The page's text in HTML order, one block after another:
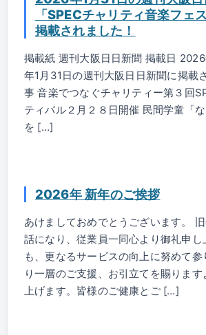
「SPECチャリティ音楽フェ
掲載されました！
掲載紙 週刊大阪日日新聞 掲載日
年1月31日の週刊大阪日日新聞に掲載
事 音楽でつなぐチャリティー第３回
ティバル２月２８日開催 民間学童「な
を […]
2026年 新年のご挨拶
あけましておめでとうございます。
話になり、従業員一同心より御礼申
も、更なるサービスの向上に努めて参
り一層のご支援、お引立てを賜ります
上げます。皆様のご健康とご […]